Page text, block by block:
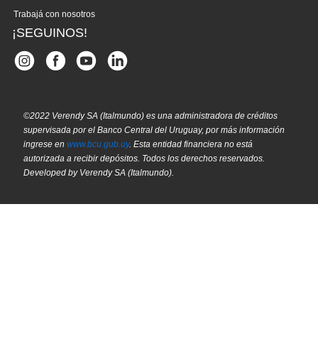
Trabajá con nosotros
¡SEGUINOS!
©2022 Verendy SA (Italmundo) es una administradora de créditos
supervisada por el Banco Central del Uruguay, por más información
ingrese en www.bcu.gub.uy. Esta entidad financiera no está
autorizada a recibir depósitos. Todos los derechos reservados.
Developed by Verendy SA (Italmundo).